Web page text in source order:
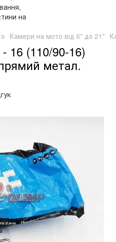
Камери на мото від 6" до 21"
16 (110/90-16)
метал.